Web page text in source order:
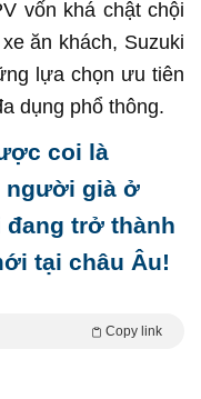
vốn khá chật chội
ăn khách, Suzuki
lựa chọn ưu tiên
dụng phổ thông.
coi là
người già ở
đang trở thành
tại châu Âu!
Copy link